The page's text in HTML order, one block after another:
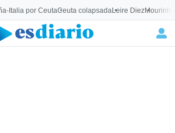
Italia por CeutaCeuta colapsadaLeire Diez